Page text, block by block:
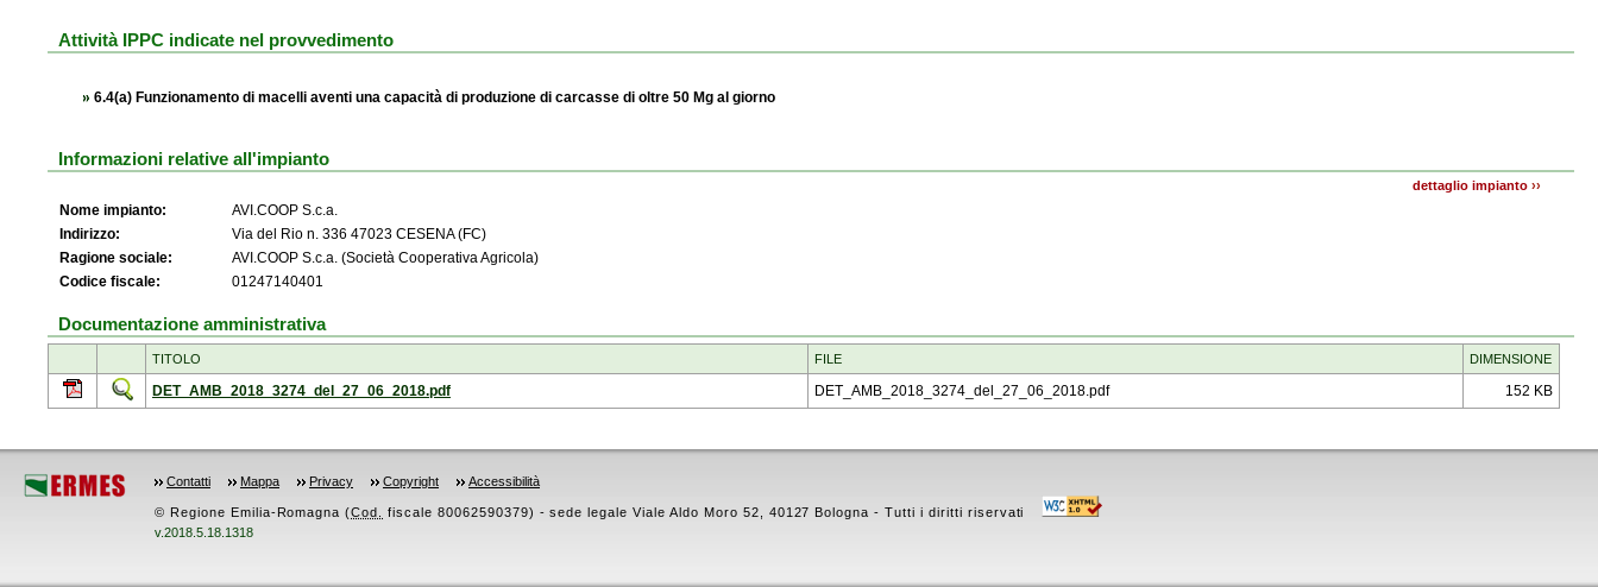
Attività IPPC indicate nel provvedimento
6.4(a) Funzionamento di macelli aventi una capacità di produzione di carcasse di oltre 50 Mg al giorno
Informazioni relative all'impianto
dettaglio impianto ››
Nome impianto:
AVI.COOP S.c.a.
Indirizzo:
Via del Rio n. 336 47023 CESENA (FC)
Ragione sociale:
AVI.COOP S.c.a. (Società Cooperativa Agricola)
Codice fiscale:
01247140401
Documentazione amministrativa
TITOLO FILE DIMENSIONE
DET_AMB_2018_3274_del_27_06_2018.pdf DET_AMB_2018_3274_del_27_06_2018.pdf 152 KB
Contatti Mappa Privacy Copyright Accessibilità
© Regione Emilia-Romagna (Cod.
fiscale 80062590379) - sede legale Viale Aldo Moro 52, 40127 Bologna - Tutti i diritti riservati
v.2018.5.18.1318